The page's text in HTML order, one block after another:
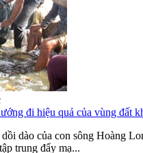
đi hiệu quả của vùng đất
dào của con sông Hoàng
trung đẩy mạ...